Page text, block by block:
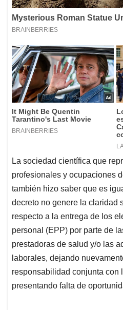
La sociedad científica que
profesionales y ocupaciones
también hizo saber que es
decreto no genere la claridad
respecto a la entrega de los
personal (EPP) por parte de
prestadoras de salud y/o las
laborales, dejando
responsabilidad conjunta con
presentando falta de